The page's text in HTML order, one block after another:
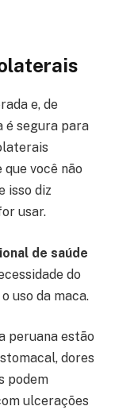
e, de
é segura para
você não
isso diz
usar.
de saúde
do
uso da maca.
peruana estão
dores
podem
ulcerações